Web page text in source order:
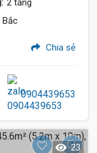
2 tầng
Bắc
Chia sẻ
0904439653
23